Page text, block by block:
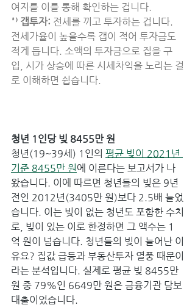
여지를 이를 통해 확인하는 겁니다.
²⁾ 갭투자: 전세를 끼고 투자하는 겁니다.
전세가율이 높을수록 갭이 적어 투자금도
적게 듭니다. 소액의 투자금으로 집을 구
입, 시가 상승에 따른 시세차익을 노리는 걸
로 이해하면 쉽습니다.
청년 1인당 빚 8455만 원
청년(19~39세) 1인의 평균 빚이 2021년
기준 8455만 원 에 이른다는 보고서가 나
왔습니다. 이에 따르면 청년들의 빚은 9년
전인 2012년(3405만 원)보다 2.5배 늘었
습니다. 이는 빚이 없는 청년도 포함한 수치
로, 빚이 있는 이로 한정하면 그 액수는 1
억 원이 넘습니다. 청년들의 빚이 늘어난 이
유요? 집값 급등과 부동산투자 열풍 때문이
라는 분석입니다. 실제로 평균 빚 8455만
원 중 79%인 6649만 원은 금융기관 담보
대출이었습니다.